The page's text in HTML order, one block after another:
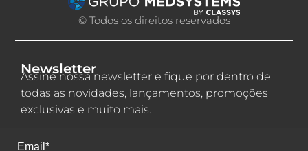
© Todos os direitos reservados
Newsletter
Assine nossa newsletter e fique por dentro de
todas as novidades, lançamentos, promoções
exclusivas e muito mais.
Email*